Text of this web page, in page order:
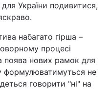
України подивитися,
набагато гірша –
процесі
нових рамок для
формулюватимуться не
говорити "ні" на